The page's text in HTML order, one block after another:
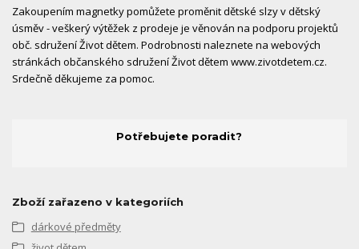
Zakoupením magnetky pomůžete proměnit dětské slzy v dětský
úsměv - veškerý výtěžek z prodeje je věnován na podporu projektů
obč. sdružení Život dětem. Podrobnosti naleznete na webových
stránkách občanského sdružení Život dětem www.zivotdetem.cz.
Srdečně děkujeme za pomoc.
Potřebujete poradit?
Zboží zařazeno v kategoriích
dárkové předměty